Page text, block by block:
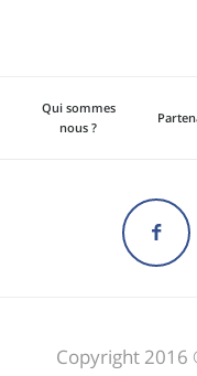
Qui sommes
nous ?
Copyright 2016